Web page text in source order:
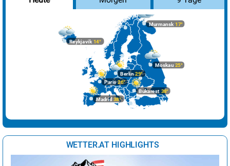
Murmansk 17°
Berlin29°
Paris26°
Reykjavik 14°
Bukarest38°
Moskau 25°
Madrid 38°
WETTER.AT HIGHLIGHTS